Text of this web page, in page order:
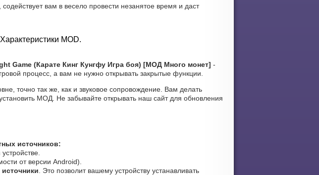
вам в весело провести незанятое время и даст
Характеристики MOD.
Game (Карате Кинг Кунгфу Игра боя) [МОД Много монет] -
процесс, а вам не нужно открывать закрытые функции.
точно так же, как и звуковое сопровождение. Вам делать
МОД. Не забывайте открывать наш сайт для обновления
источников:
от версии Android).
. Это позволит вашему устройству устанавливать